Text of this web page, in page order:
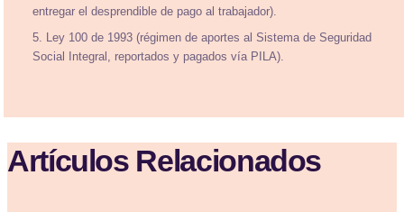
entregar el desprendible de pago al trabajador).
5. Ley 100 de 1993 (régimen de aportes al Sistema de Seguridad
Social Integral, reportados y pagados vía PILA).
Artículos Relacionados